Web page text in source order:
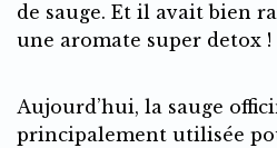
de sauge. Et il avait bien
une aromate super detox !
Aujourd’hui, la sauge
principalement utilisée